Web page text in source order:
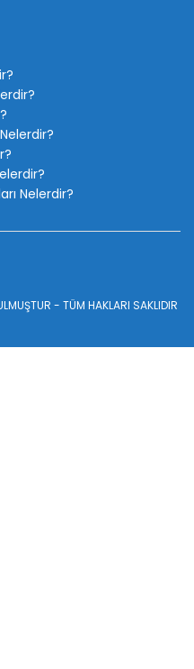
Nelerdir?
- TÜM HAKLARI SAKLIDIR